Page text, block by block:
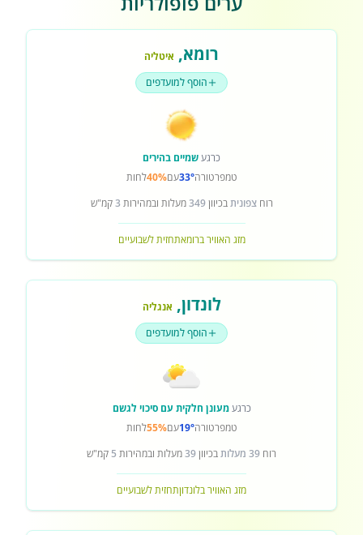
רומא, איטליה
הוסף למועדפים
כרגעשמיים בהירים
טמפרטורה33°עם40%לחות
רוחצפוניתבכיוון349מעלות ובמהירות 3קמ"ש
מזג האוויר ברומאתחזית לשבועיים
לונדון, אנגליה
הוסף למועדפים
כרגעמעונן חלקית עם סיכוי לגשם
טמפרטורה19°עם55%לחות
רוח 39 מעלות בכיוון39מעלות ובמהירות 5 קמ"ש
מזג האוויר בלונדוןתחזית לשבועיים